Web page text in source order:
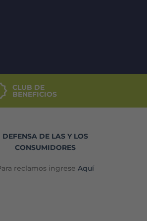
CLUB DE
BENEFICIOS
DEFENSA DE LAS Y LOS
CONSUMIDORES
reclamos ingrese Aquí